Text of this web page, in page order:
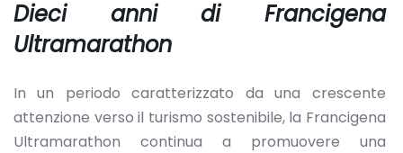
Dieci anni di Francigena
Ultramarathon
In un periodo caratterizzato da una crescente
attenzione verso il turismo sostenibile, la Francigena
Ultramarathon continua a promuovere una